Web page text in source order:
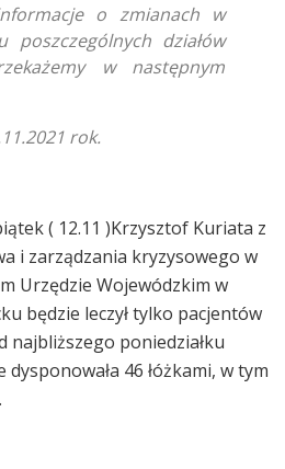
o zmianach w
poszczególnych działów
w następnym
rok.
( 12.11 )Krzysztof Kuriata z
i zarządzania kryzysowego w
Urzędzie Wojewódzkim w
będzie leczył tylko pacjentów
najbliższego poniedziałku
dysponowała 46 łóżkami, w tym